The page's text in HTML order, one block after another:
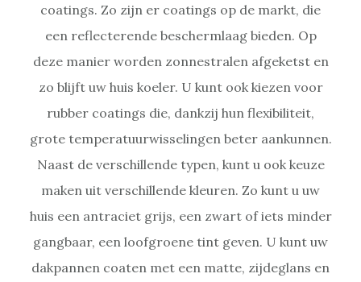
coatings. Zo zijn er coatings op de markt, die
een reflecterende beschermlaag bieden. Op
deze manier worden zonnestralen afgeketst en
zo blijft uw huis koeler. U kunt ook kiezen voor
rubber coatings die, dankzij hun flexibiliteit,
grote temperatuurwisselingen beter aankunnen.
Naast de verschillende typen, kunt u ook keuze
maken uit verschillende kleuren. Zo kunt u uw
huis een antraciet grijs, een zwart of iets minder
gangbaar, een loofgroene tint geven. U kunt uw
dakpannen coaten met een matte, zijdeglans en